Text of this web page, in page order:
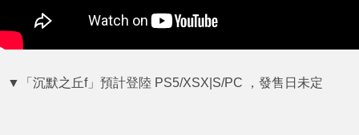
▼「沉默之丘f」預計登陸 PS5/XSX|S/PC ，發售日未定